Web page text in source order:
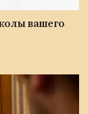
вашего